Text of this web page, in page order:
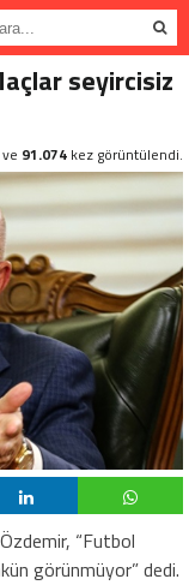
seyircisiz
91.074 kez görüntülendi.
“Futbol
görünmüyor” dedi.